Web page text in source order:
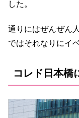
した。
通りにはぜんぜん
ではそれなりにイ
コレド日本橋